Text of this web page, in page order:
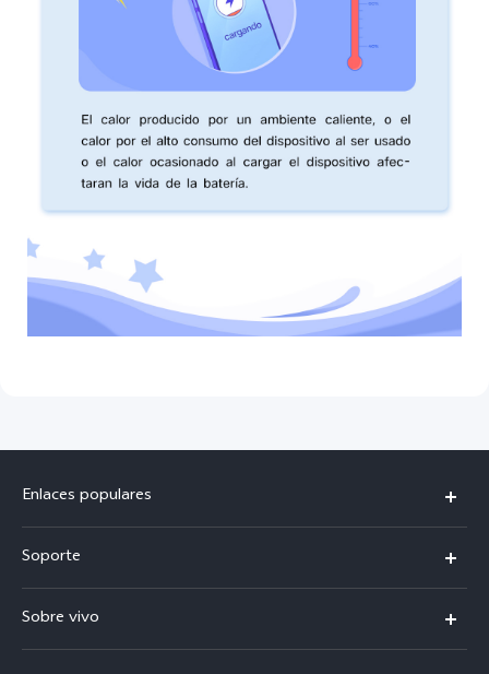
Enlaces populares
V70
V70 FE
Soporte
Centro de servicio
Sobre vivo